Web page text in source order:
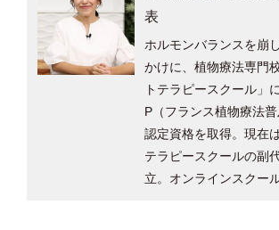
表
ホルモンバランスを崩
かけに、植物療法専門
トテラピースクール」
P（フランス植物療法普
認定資格を取得。現在
テラピースクールの副
立。オンラインスクー